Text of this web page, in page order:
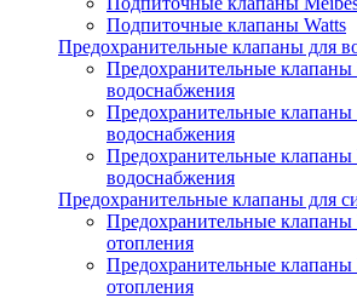
Подпиточные клапаны Watts
Предохранительные клапаны для
Предохранительные клапаны
водоснабжения
Предохранительные клапаны
водоснабжения
Предохранительные клапаны
водоснабжения
Предохранительные клапаны для
Предохранительные клапаны
отопления
Предохранительные клапаны
отопления